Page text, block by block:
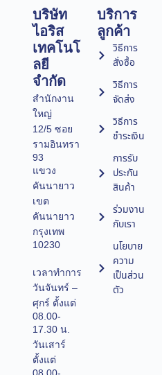
บริษัท
ไอริส
เทคโนโ
ลยี
จำกัด
สำนักงาน
ใหญ่
12/5 ซอย
รามอินทรา
93
แขวง
คันนายาว
เขต
คันนายาว
กรุงเทพ
10230
เวลาทำการ
วันจันทร์ –
ศุกร์ ตั้งแต่
08.00-
17.30 น.
วันเสาร์
ตั้งแต่
บริการ
ลูกค้า
วิธีการ
สั่งซื้อ
วิธีการ
จัดส่ง
วิธีการ
ชำระเงิน
การรับ
ประกัน
สินค้า
ร่วมงาน
กับเรา
นโยบาย
ความ
เป็นส่วน
ตัว